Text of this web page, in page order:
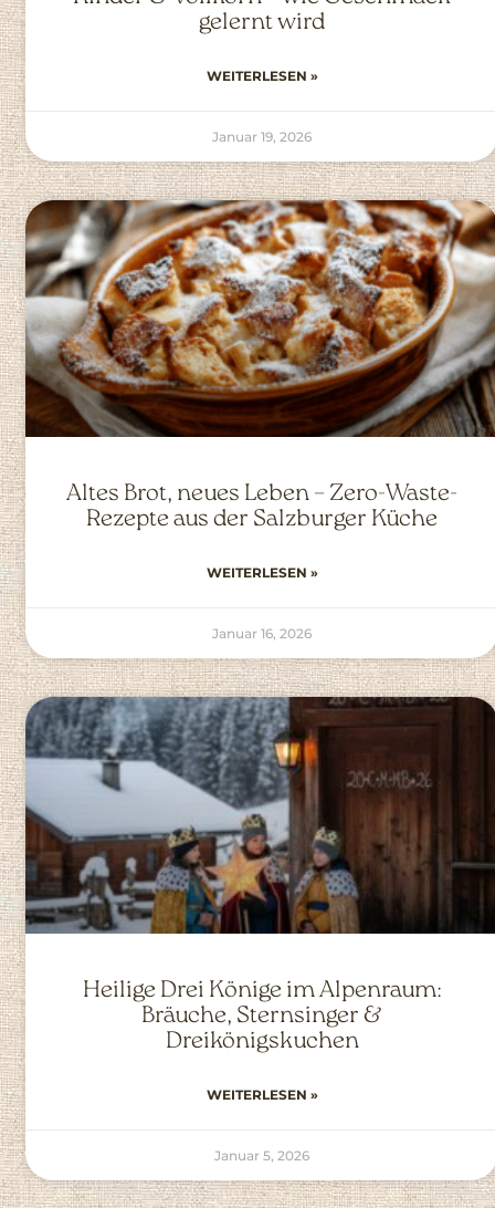
gelernt wird
WEITERLESEN »
Januar 19, 2026
Altes Brot, neues Leben – Zero-Waste-
Rezepte aus der Salzburger Küche
WEITERLESEN »
Januar 16, 2026
Heilige Drei Könige im Alpenraum:
Bräuche, Sternsinger &
Dreikönigskuchen
WEITERLESEN »
Januar 5, 2026